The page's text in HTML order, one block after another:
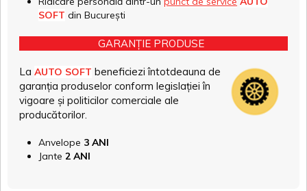
SOFT din București
GARANȚIE PRODUSE
La AUTO SOFT beneficiezi întotdeauna de
garanția produselor conform legislației în
vigoare și politicilor comerciale ale
producătorilor.
Anvelope 3 ANI
Jante 2 ANI